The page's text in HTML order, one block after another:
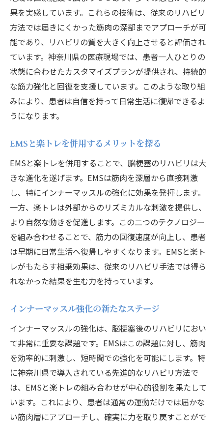
果を実感しています。これらの技術は、従来のリハビリ
方法では届きにくかった筋肉の深部までアプローチが可
能であり、リハビリの質を大きく向上させると評価され
ています。神奈川県の医療現場では、患者一人ひとりの
状態に合わせたカスタマイズプランが提供され、持続的
な筋力強化と回復を支援しています。このような取り組
みにより、患者は自信を持って日常生活に復帰できるよ
うになります。
EMSと楽トレを併用するメリットを探る
EMSと楽トレを併用することで、脳梗塞のリハビリは大
きな進化を遂げます。EMSは筋肉を深層から直接刺激
し、特にインナーマッスルの強化に効果を発揮します。
一方、楽トレは外部からのリズミカルな刺激を提供し、
より自然な動きを促進します。この二つのテクノロジー
を組み合わせることで、筋力の回復速度が向上し、患者
は早期に日常生活へ復帰しやすくなります。EMSと楽ト
レがもたらす相乗効果は、従来のリハビリ手法では得ら
れなかった結果を生む力を持っています。
インナーマッスル強化の新たなステージ
インナーマッスルの強化は、脳梗塞後のリハビリにおい
て非常に重要な課題です。EMSはこの課題に対し、筋肉
を効率的に刺激し、短時間での強化を可能にします。特
に神奈川県で導入されている先進的なリハビリ方法で
は、EMSと楽トレの組み合わせが中心的役割を果たして
います。これにより、患者は通常の運動だけでは届かな
い筋肉層にアプローチし、確実に力を取り戻すことがで